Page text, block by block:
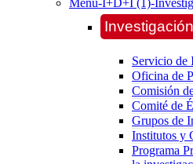
Menu-I+D+I (1)-
Investigación
Servicio de
Oficina de
Comisión
Comité de
Grupos de
Institutos y
Programa